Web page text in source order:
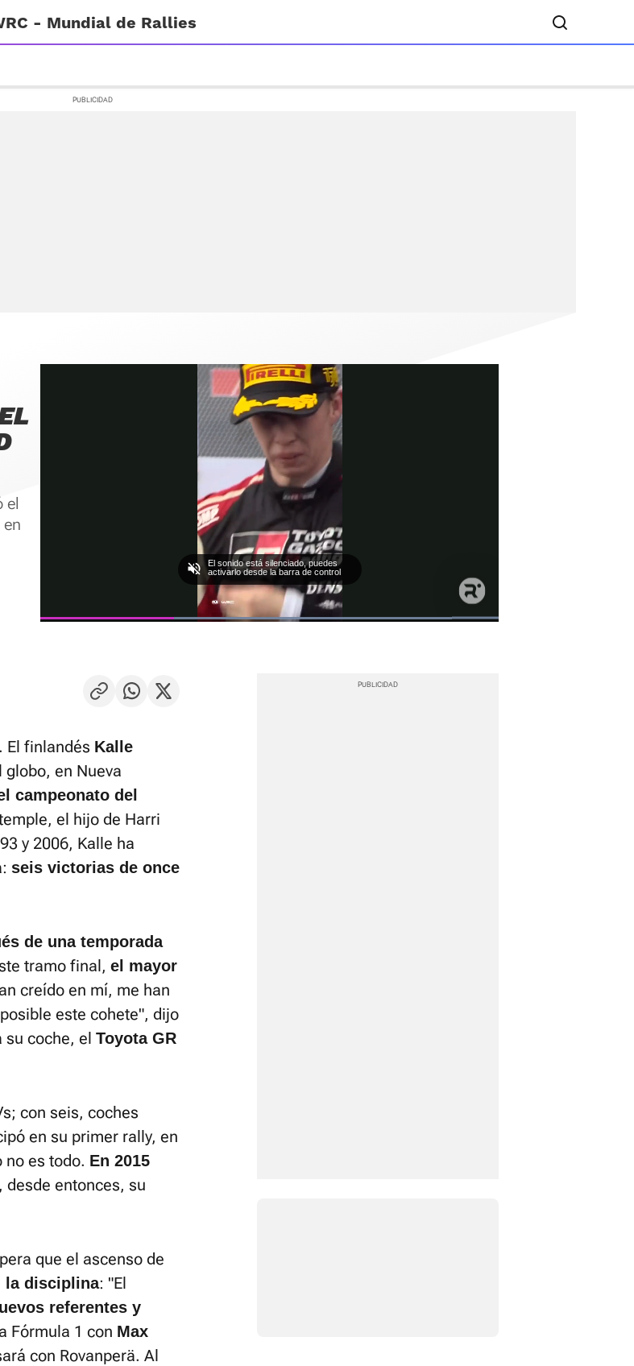
- Mundial de Rallies
el
Loaded:
El sonido está silenciado, puedes
activarlo desde la barra de control
. El finlandés Kalle
en Nueva
campeonato del
el hijo de Harri
y 2006, Kalle ha
seis victorias de once
de una temporada
tramo final, el mayor
creído en mí, me han
este cohete", dijo
su coche, el Toyota GR
con seis, coches
en su primer rally, en
no es todo. En 2015
desde entonces, su
que el ascenso de
la disciplina: "El
referentes y
Fórmula 1 con Max
con Rovanperä. Al